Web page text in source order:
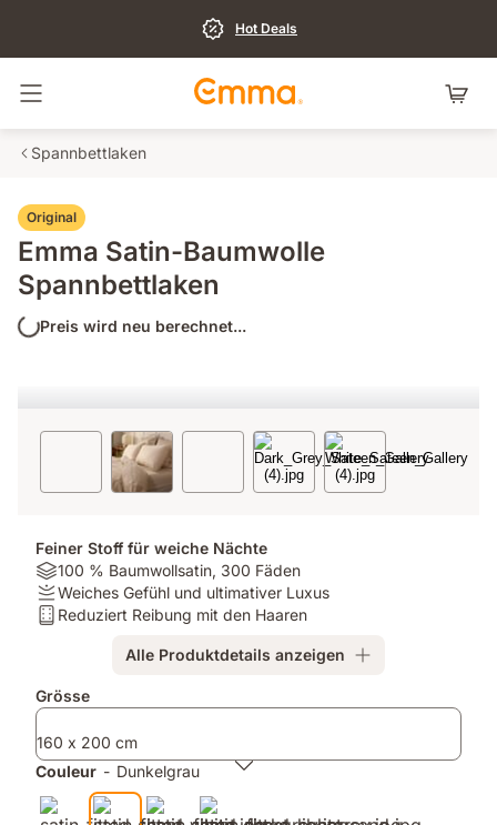
Hot Deals
Navigation umschalten
Spannbettlaken
Original
Emma Satin-Baumwolle
Spannbettlaken
Preis wird neu berechnet...
Feiner Stoff für weiche Nächte
Material:
100
%
100 % Baumwollsatin, 300 Fäden
Firmness:
Weiches
Luxus
Weiches Gefühl und ultimativer Luxus
Matratzentyp:
den
Reduziert Reibung mit den Haaren
Alle Produktdetails anzeigen
Zusatzprodukte
Grösse
160 x 200 cm
Couleur - Dunkelgrau